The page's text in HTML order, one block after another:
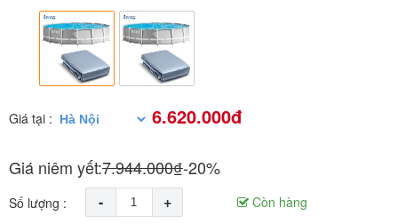
Giá tại : 6.620.000đ
Giá niêm yết:7.944.000₫-20%
Số lượng : - + Còn hàng